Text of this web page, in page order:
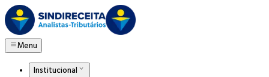
Menu
Institucional